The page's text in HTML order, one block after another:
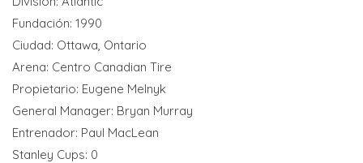
Fundación: 1990
Ciudad: Ottawa, Ontario
Arena: Centro Canadian Tire
Propietario: Eugene Melnyk
General Manager: Bryan Murray
Entrenador: Paul MacLean
Stanley Cups: 0